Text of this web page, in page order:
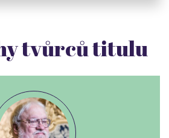
tvůrců titulu